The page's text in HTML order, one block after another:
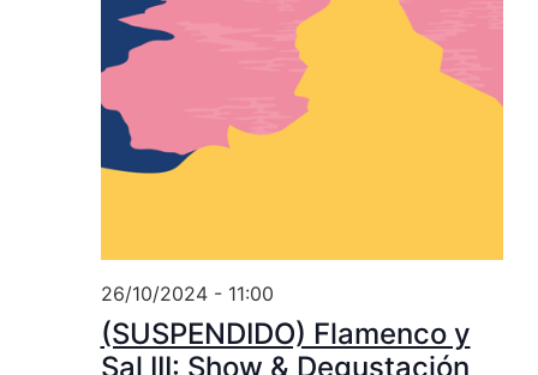
(SUSPENDIDO) Flamenco y
Sal III: Show & Degustación
26/10/2024 - 11:00